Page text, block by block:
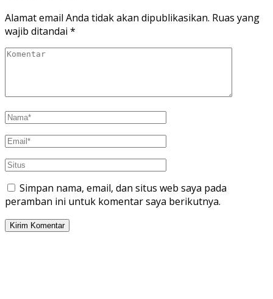
Alamat email Anda tidak akan dipublikasikan. Ruas yang
wajib ditandai *
Simpan nama, email, dan situs web saya pada
peramban ini untuk komentar saya berikutnya.